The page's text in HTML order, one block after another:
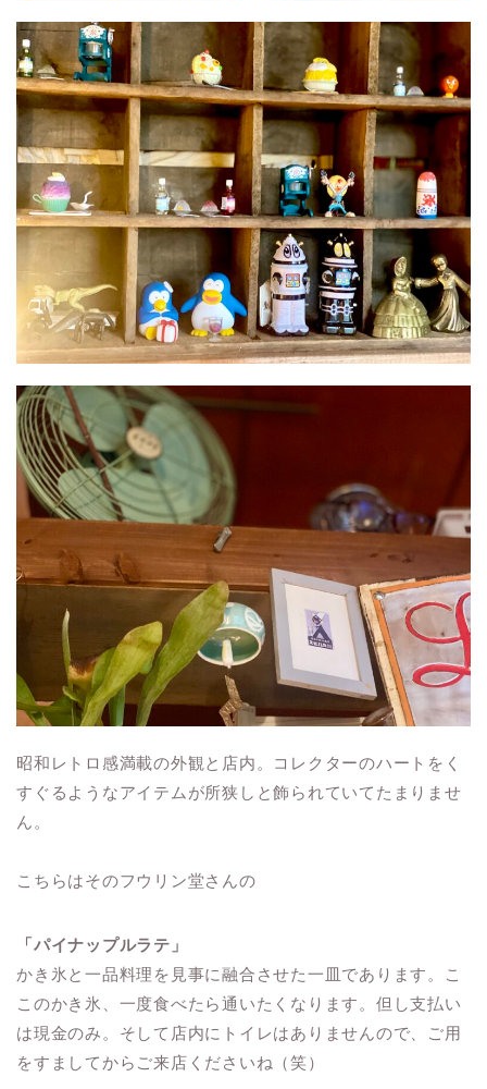
昭和レトロ感満載の外観と店内。コレクターのハートをく
すぐるようなアイテムが所狭しと飾られていてたまりませ
ん。
こちらはそのフウリン堂さんの
「パイナップルラテ」
かき氷と一品料理を見事に融合させた一皿であります。こ
このかき氷、一度食べたら通いたくなります。但し支払い
は現金のみ。そして店内にトイレはありませんので、ご用
をすましてからご来店くださいね（笑）